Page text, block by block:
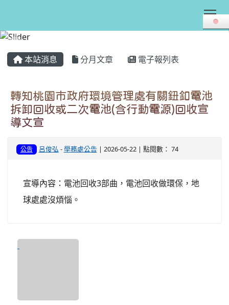
本站消息 分月文章 電子報列表
轉知桃園市政府環境管理處有關鈕釦電池
拆卸回收或二次電池(含行動電源)回收宣
導文宣
公告 呂俊弘 -學務處公告 | 2026-05-22 | 點閱數： 74
宣導內容：電池回收3部曲，電池回收做環保，地
球處處沒煩惱。